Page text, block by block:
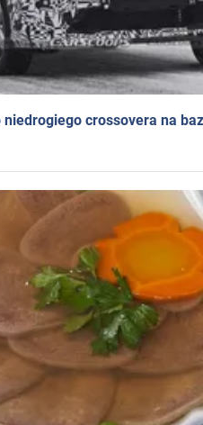
crossovera na